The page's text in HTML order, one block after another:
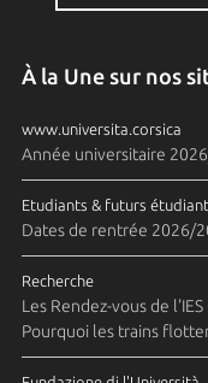
À la Une sur nos
www.universita.corsica
Année universitaire
Etudiants & futurs
Dates de rentrée 2026/
Recherche
Les Rendez-vous de
Pourquoi les trains